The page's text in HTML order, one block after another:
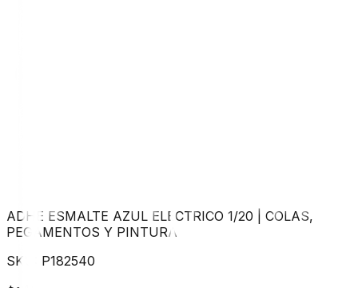
ADHE ESMALTE AZUL ELECTRICO 1/20 | COLAS,
PEGAMENTOS Y PINTURA
SKU: P182540